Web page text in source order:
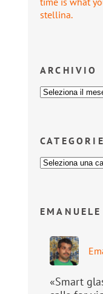
stellina.
ARCHIVIO
CATEGORIE
«Smart